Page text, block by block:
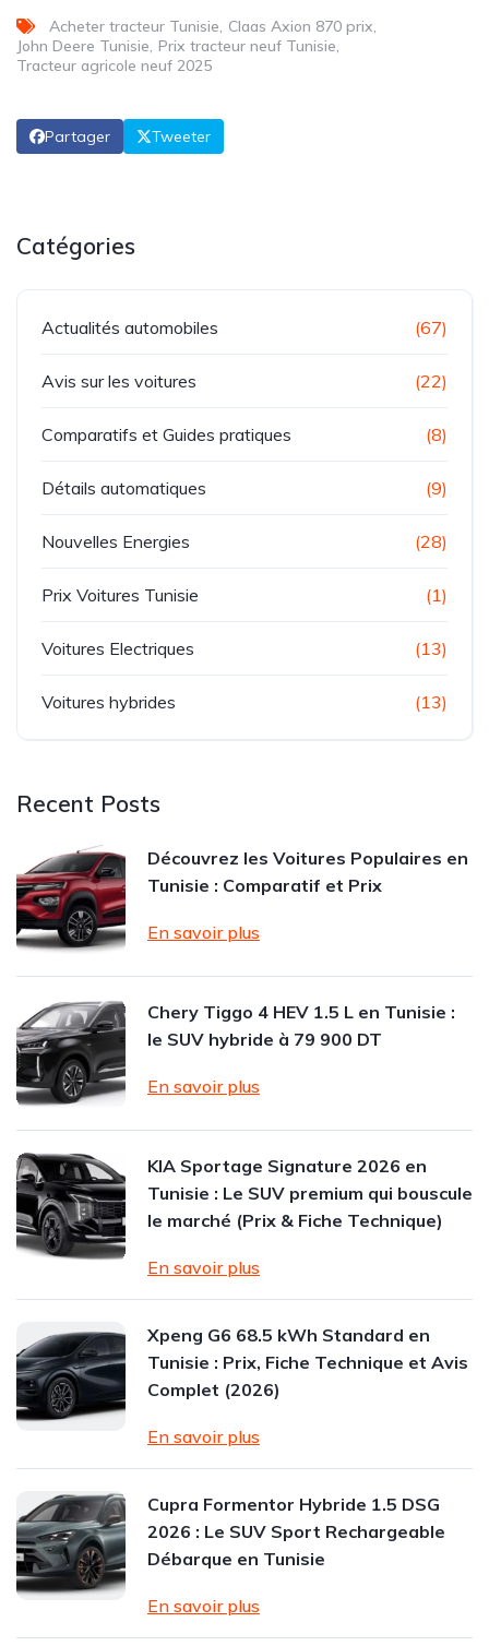
Acheter tracteur Tunisie Claas Axion 870 prix
John Deere Tunisie Prix tracteur neuf Tunisie
Tracteur agricole neuf 2025
Partager Tweeter
Catégories
Actualités automobiles (67)
Avis sur les voitures (22)
Comparatifs et Guides pratiques (8)
Détails automatiques (9)
Nouvelles Energies (28)
Prix Voitures Tunisie (1)
Voitures Electriques (13)
Voitures hybrides (13)
Recent Posts
Découvrez les Voitures Populaires en
Tunisie : Comparatif et Prix
En savoir plus
Chery Tiggo 4 HEV 1.5 L en Tunisie :
le SUV hybride à 79 900 DT
En savoir plus
KIA Sportage Signature 2026 en
Tunisie : Le SUV premium qui bouscule
le marché (Prix & Fiche Technique)
En savoir plus
Xpeng G6 68.5 kWh Standard en
Tunisie : Prix, Fiche Technique et Avis
Complet (2026)
En savoir plus
Cupra Formentor Hybride 1.5 DSG
2026 : Le SUV Sport Rechargeable
Débarque en Tunisie
En savoir plus